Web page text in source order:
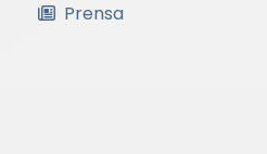
Prensa